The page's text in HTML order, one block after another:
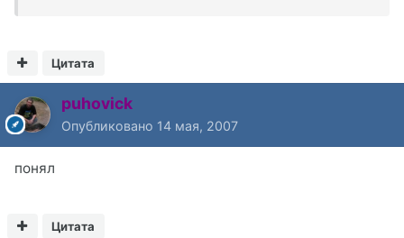
Цитата
puhovick
Опубликовано 14 мая, 2007
понял
Цитата